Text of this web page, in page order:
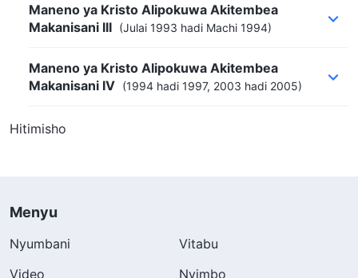
Maneno ya Kristo Alipokuwa Akitembea
Makanisani III (Julai 1993 hadi Machi 1994)
Maneno ya Kristo Alipokuwa Akitembea
Makanisani IV (1994 hadi 1997, 2003 hadi 2005)
Hitimisho
Menyu
Nyumbani
Vitabu
Video
Nyimbo